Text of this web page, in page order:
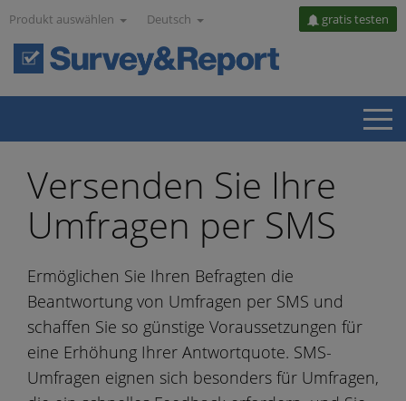
Produkt auswählen Deutsch gratis testen
Versenden Sie Ihre
Umfragen per SMS
Ermöglichen Sie Ihren Befragten die
Beantwortung von Umfragen per SMS und
schaffen Sie so günstige Voraussetzungen für
eine Erhöhung Ihrer Antwortquote. SMS-
Umfragen eignen sich besonders für Umfragen,